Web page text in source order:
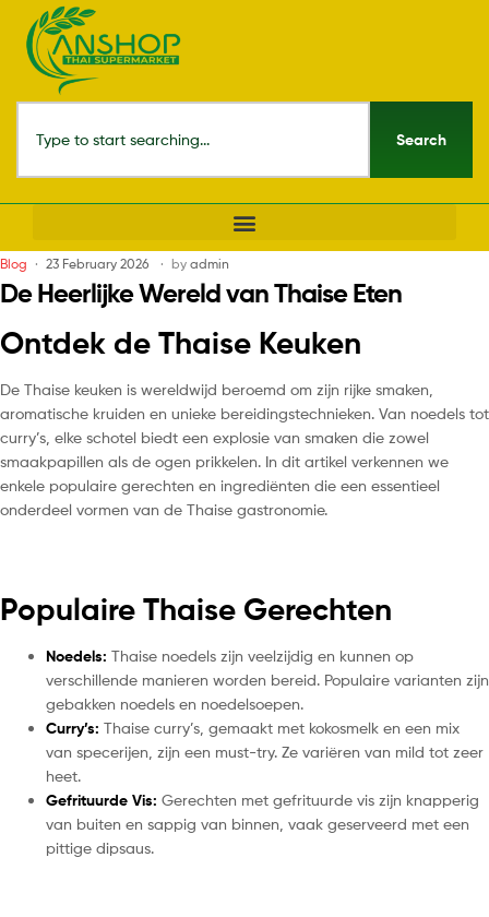
Search
Blog 23 February 2026 by admin
De Heerlijke Wereld van Thaise Eten
Ontdek de Thaise Keuken
De Thaise keuken is wereldwijd beroemd om zijn rijke smaken,
aromatische kruiden en unieke bereidingstechnieken. Van noedels tot
curry’s, elke schotel biedt een explosie van smaken die zowel
smaakpapillen als de ogen prikkelen. In dit artikel verkennen we
enkele populaire gerechten en ingrediënten die een essentieel
onderdeel vormen van de Thaise gastronomie.
Populaire Thaise Gerechten
Noedels: Thaise noedels zijn veelzijdig en kunnen op
verschillende manieren worden bereid. Populaire varianten zijn
gebakken noedels en noedelsoepen.
Curry’s: Thaise curry’s, gemaakt met kokosmelk en een mix
van specerijen, zijn een must-try. Ze variëren van mild tot zeer
heet.
Gefrituurde Vis: Gerechten met gefrituurde vis zijn knapperig
van buiten en sappig van binnen, vaak geserveerd met een
pittige dipsaus.